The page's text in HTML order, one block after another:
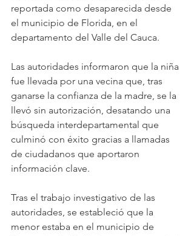
reportada como desaparecida desde
el municipio de Florida, en el
departamento del Valle del Cauca.
Las autoridades informaron que la niña
fue llevada por una vecina que, tras
ganarse la confianza de la madre, se la
llevó sin autorización, desatando una
búsqueda interdepartamental que
culminó con éxito gracias a llamadas
de ciudadanos que aportaron
información clave.
Tras el trabajo investigativo de las
autoridades, se estableció que la
menor estaba en el municipio de